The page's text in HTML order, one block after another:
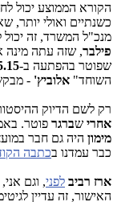
הקורא הממוצע יכול
כשנתיים ואולי יותר,
מנכ"ל המשרד, זה יכול
פילבר, שזה עתה מינה
שפוטר בהפתעה ב-
השוחד" אלוביץ' -
רק לשם הדיוק
אחרי שברגר פוטר.
מימון היה גם חבר
כבר עמדנו בכתבה
ארז רביב לפני, וגם
האישור, זה עדיין